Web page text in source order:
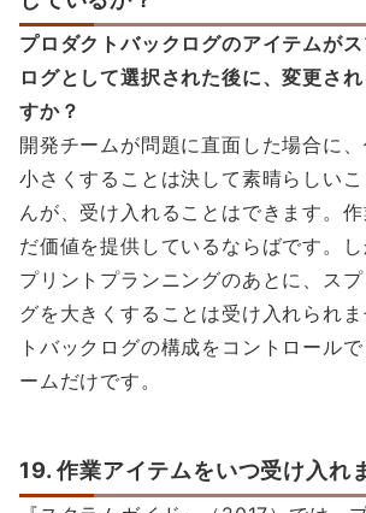
プロダクトバックログのアイテムが
ログとして選択された後に、変更さ
すか？
開発チームが問題に直面した場合に
小さくすることは決して素晴らしい
んが、受け入れることはできます。
だ価値を提供しているならばです。
プリントプランニングのあとに、ス
グを大きくすることは受け入れられ
トバックログの構成をコントロール
ームだけです。
19. 作業アイテムをいつ受け入れ